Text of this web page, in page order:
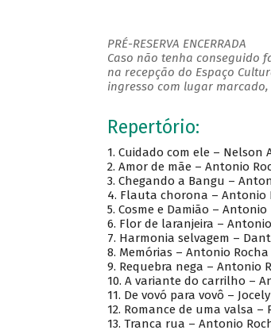
PRÉ-RESERVA ENCERRADA
Caso não tenha conseguido
na recepção do Espaço
ingresso com lugar
Repertório:
1. Cuidado com ele – Nelson
2. Amor de mãe – Antonio
3. Chegando a Bangu –
4. Flauta chorona – Antonio
5. Cosme e Damião – Antonio
6. Flor de laranjeira –
7. Harmonia selvagem –
8. Memórias – Antonio Rocha
9. Requebra nega – Antonio
10. A variante do carrilho –
11. De vovó para vovô –
12. Romance de uma valsa –
13. Tranca rua – Antonio